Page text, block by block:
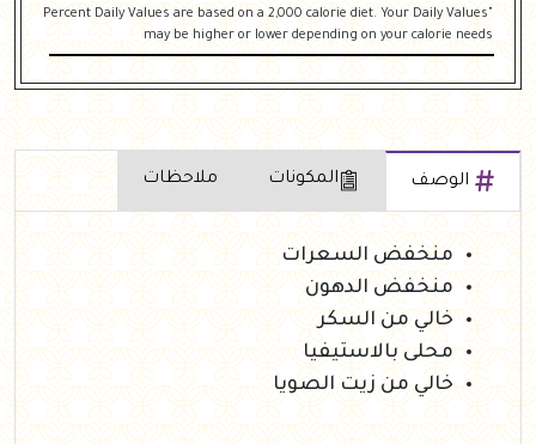
"Percent Daily Values are based on a 2,000 calorie diet. Your Daily Values
may be higher or lower depending on your calorie needs
الوصف المكونات ملاحظات
منخفض السعرات
منخفض الدهون
خالي من السكر
محلى بالاستيفيا
خالي من زيت الصويا